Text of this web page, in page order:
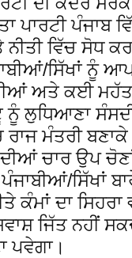
ਪਾਰਟੀ ਪੰਜਾਬ
ਵਿੱਚ ਸੋਧ
ਸਿੱਖਾਂ ਨੂੰ
ਅਤੇ ਕਈ
ਨੂੰ ਲੁਧਿਆਣਾ
ਰਾਜ ਮੰਤਰੀ
ਚਾਰ ਉਪ
ਸਿੱਖਾਂ
ਦਾ ਸਿਹਰਾ
ਜਿੱਤ ਨਹੀਂ
ਪਵੇਗਾ।